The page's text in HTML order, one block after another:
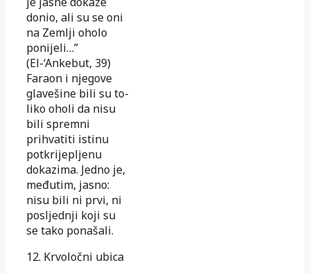
donio, ali su se oni
na Zemlji oholo
ponijeli…”
(El-‘Ankebut, 39)
Faraon i njegove
glavešine bili su to­
li­ko oholi da nisu
bili spremni
prihvatiti istinu
potkri­je­plje­­nu
dokazima. Jedno je,
međutim, jasno:
nisu bili ni prvi, ni
po­sljednji koji su
se tako ponašali.
12. Krvoločni ubica